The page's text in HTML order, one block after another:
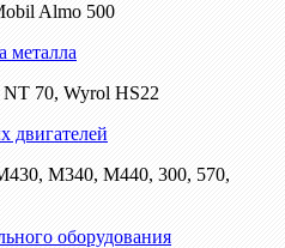
Almo 500
металла
NT 70, Wyrol HS22
двигателей
M340, M440, 300, 570,
оборудования